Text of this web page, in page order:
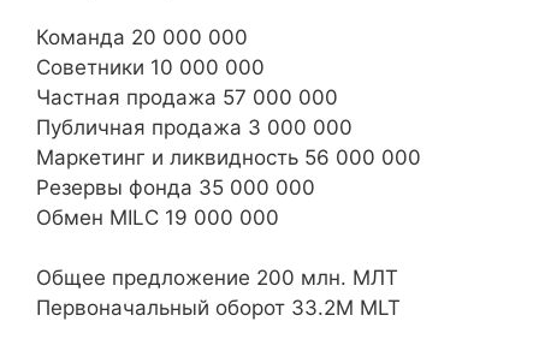
Команда 20 000 000
Советники 10 000 000
Частная продажа 57 000 000
Публичная продажа 3 000 000
Маркетинг и ликвидность 56 000 000
Резервы фонда 35 000 000
Обмен MILC 19 000 000
Общее предложение 200 млн. МЛТ
Первоначальный оборот 33.2M MLT